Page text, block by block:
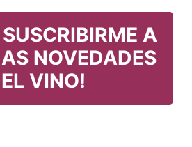
SUSCRIBIRME A
NOVEDADES
VINO!